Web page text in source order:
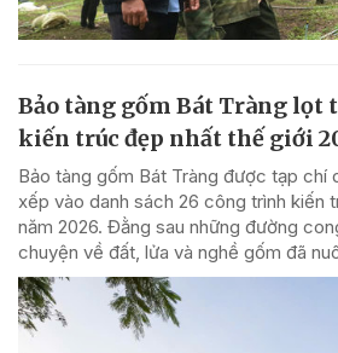
Bảo tàng gốm Bát Tràng lọt
kiến trúc đẹp nhất thế giới
Bảo tàng gốm Bát Tràng được tạp chí
xếp vào danh sách 26 công trình kiến
năm 2026. Đằng sau những đường
chuyện về đất, lửa và nghề gốm đã